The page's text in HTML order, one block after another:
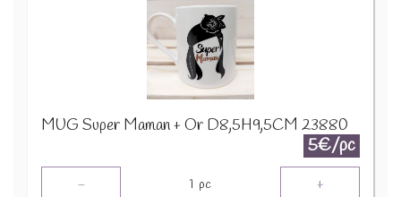
MUG Super Maman + Or D8,5H9,5CM 23880
5€/pc
- 1 pc +